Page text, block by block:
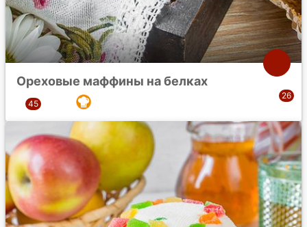
Ореховые маффины на белках